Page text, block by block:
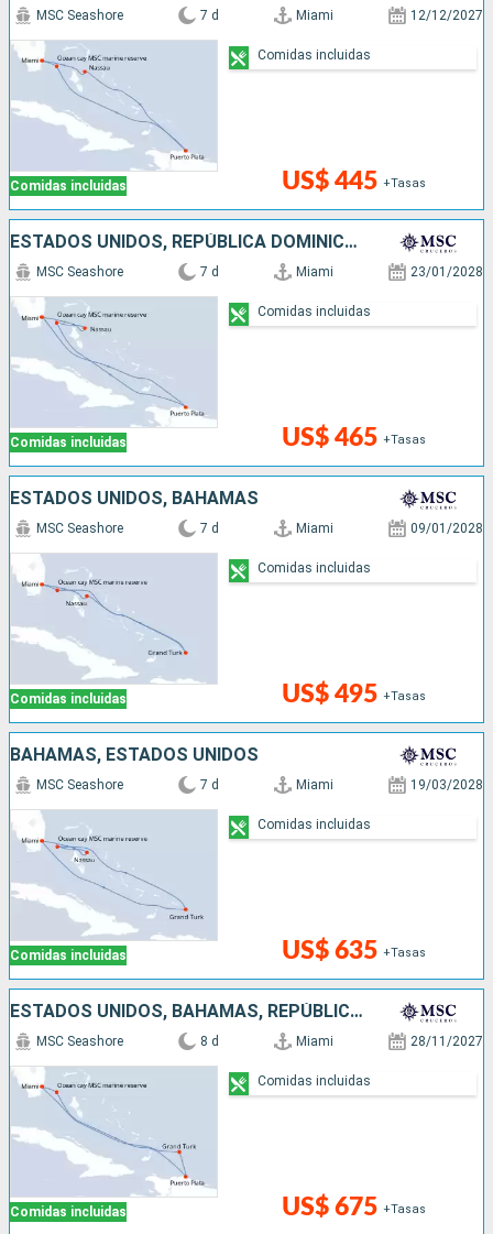
Comidas incluidas
MSC Seashore 7 d Miami 12/12/2027
US$ 445 +Tasas
Comidas incluidas
ESTADOS UNIDOS, REPÚBLICA DOMINICANA, BAHAMAS
Comidas incluidas
MSC Seashore 7 d Miami 23/01/2028
US$ 465 +Tasas
Comidas incluidas
ESTADOS UNIDOS, BAHAMAS
Comidas incluidas
MSC Seashore 7 d Miami 09/01/2028
US$ 495 +Tasas
Comidas incluidas
BAHAMAS, ESTADOS UNIDOS
Comidas incluidas
MSC Seashore 7 d Miami 19/03/2028
US$ 635 +Tasas
Comidas incluidas
ESTADOS UNIDOS, BAHAMAS, REPÚBLICA DOMINICANA
Comidas incluidas
MSC Seashore 8 d Miami 28/11/2027
US$ 675 +Tasas
Comidas incluidas